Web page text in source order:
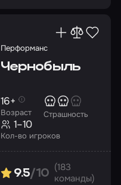
Перформанс
Чернобыль
Возраст
16+
Страшность
Кол-во игроков
1–10
9.5/10
(183
команды)